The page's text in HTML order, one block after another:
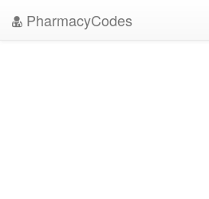
PharmacyCodes